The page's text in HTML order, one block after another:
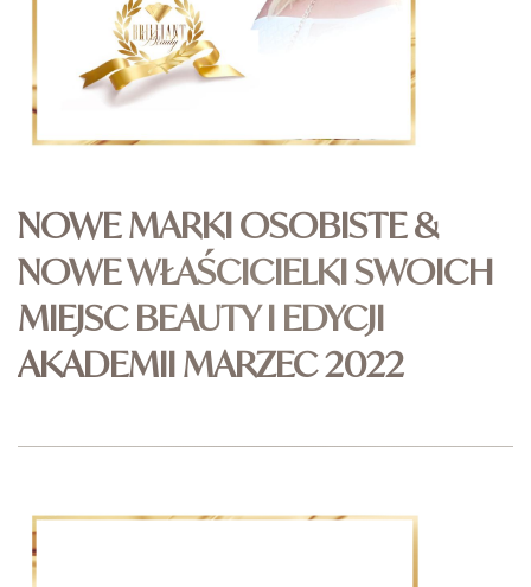
NOWE MARKI OSOBISTE &
NOWE WŁAŚCICIELKI SWOICH
MIEJSC BEAUTY I EDYCJI
AKADEMII MARZEC 2022